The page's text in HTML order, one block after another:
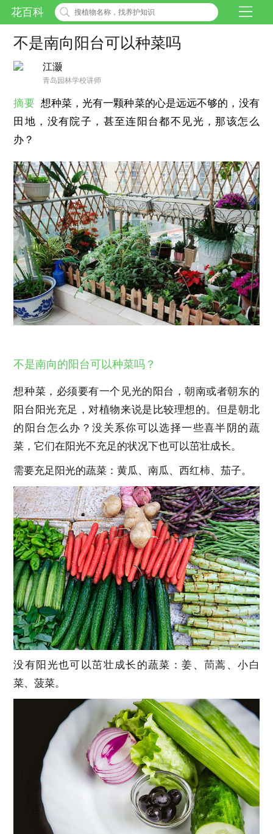
花百科
不是南向阳台可以种菜吗
江灏
青岛园林学校讲师
摘要 想种菜，光有一颗种菜的心是远远不够的，没有
田地，没有院子，甚至连阳台都不见光，那该怎么
办？
不是南向的阳台可以种菜吗？
想种菜，必须要有一个见光的阳台，朝南或者朝东的
阳台阳光充足，对植物来说是比较理想的。但是朝北
的阳台怎么办？没关系你可以选择一些喜半阴的蔬
菜，它们在阳光不充足的状况下也可以茁壮成长。
需要充足阳光的蔬菜：黄瓜、南瓜、西红柿、茄子。
没有阳光也可以茁壮成长的蔬菜：姜、茼蒿、小白
菜、菠菜。